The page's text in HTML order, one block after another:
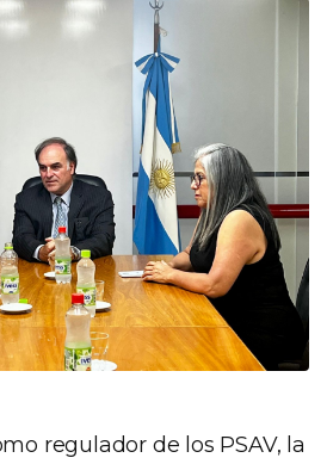
regulador de los PSAV, la